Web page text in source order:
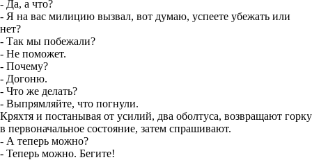
- Да, а что?
- Я на вас милицию вызвал, вот думаю, успеете убежать или
нет?
- Так мы побежали?
- Не поможет.
- Почему?
- Догоню.
- Что же делать?
- Выпрямляйте, что погнули.
Кряхтя и постанывая от усилий, два оболтуса, возвращают горку
в первоначальное состояние, затем спрашивают.
- А теперь можно?
- Теперь можно. Бегите!